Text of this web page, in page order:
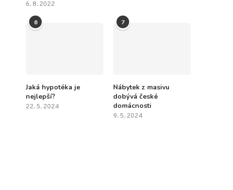
6. 8. 2022
6
Jaká hypotéka je
nejlepší?
22. 5. 2024
7
Nábytek z masivu
dobývá české
domácnosti
9. 5. 2024